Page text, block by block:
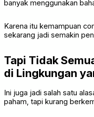
banyak menggunakan
Karena itu kemampuan
sekarang jadi semakin
Tapi Tidak
di Lingkungan
Ini juga jadi salah satu
paham, tapi kurang